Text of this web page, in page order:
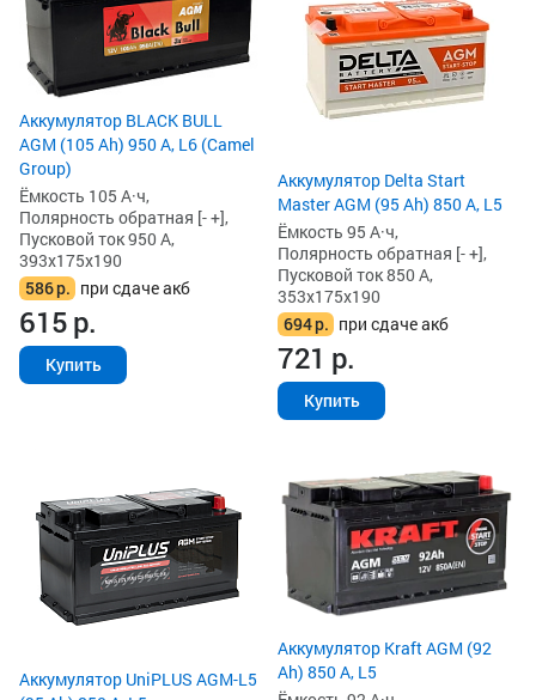
Аккумулятор BLACK BULL
AGM (105 Ah) 950 А, L6 (Camel
Group)
Ёмкость 105 А·ч,
Полярность обратная [- +],
Пусковой ток 950 А,
393x175x190
586р. при сдаче акб
615р.
Купить
Аккумулятор Delta Start
Master AGM (95 Ah) 850 А, L5
Ёмкость 95 А·ч,
Полярность обратная [- +],
Пусковой ток 850 А,
353x175x190
694р. при сдаче акб
721 р.
Купить
Аккумулятор UniPLUS AGM-L5
Аккумулятор Kraft AGM (92
Ah) 850 А, L5